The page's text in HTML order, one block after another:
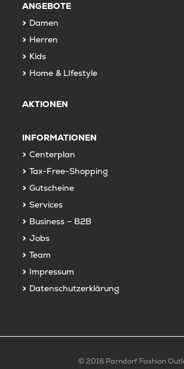
ANGEBOTE
Damen
Herren
Kids
Home & LIfestyle
AKTIONEN
INFORMATIONEN
Centerplan
Tax-Free-Shopping
Gutscheine
Services
Business – B2B
Jobs
Team
Impressum
Datenschutzerklärung
© 2016 Parndorf Fashion